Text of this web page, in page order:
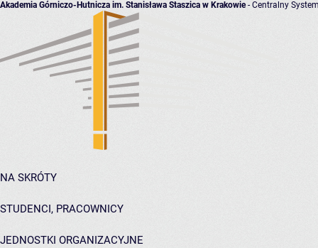
Akademia Górniczo-Hutnicza im. Stanisława Staszica w Krakowie- Centralny
NA SKRÓTY
STUDENCI, PRACOWNICY
JEDNOSTKI ORGANIZACYJNE